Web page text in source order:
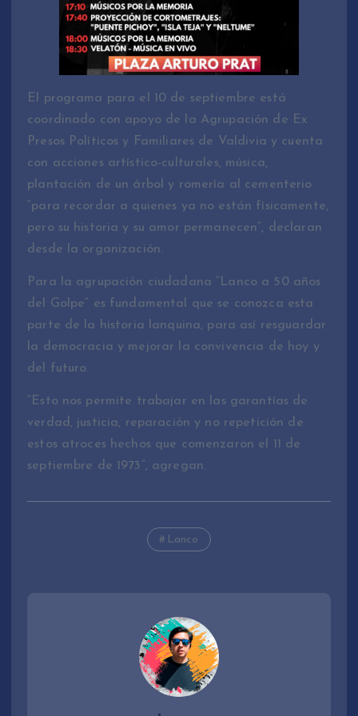
El programa para el 10 de septiembre está
coordinado con apoyo de la Agrupación de Ex
Presos Políticos y Familiares de Valdivia y cuenta
con acciones artístico-culturales, música,
plantación de un árbol y romería al cementerio
“para recordar a quienes ya no están físicamente,
pero su historia y su amor permanecen”, declaran
desde la organización.
Para la agrupación ciudadana “Lanco a 50 años
del Golpe” es fundamental que se conozca esta
parte de la historia lanquina, para así resguardar
la democracia y mejorar la convivencia de hoy y
del futuro.
“Esto nos permite trabajar en las garantías de
verdad, justicia, reparación y no repetición de
estos atroces hechos que comenzaron el 11 de
septiembre de 1973”, agregan.
Lanco